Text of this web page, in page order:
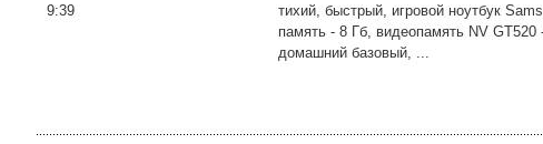
9:39
тихий, быстрый, игровой ноутбук
память - 8 Гб, видеопамять NV
домашний базовый, ...